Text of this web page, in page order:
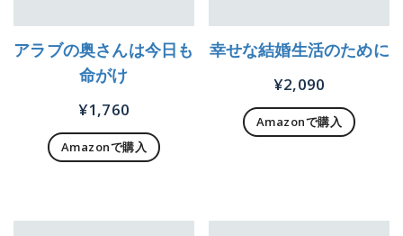
アラブの奥さんは今日も
命がけ
¥1,760
Amazonで購入
幸せな結婚生活のために
¥2,090
Amazonで購入